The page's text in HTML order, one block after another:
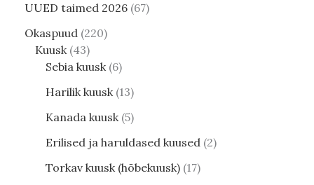
UUED taimed 2026 67
Okaspuud 220
Kuusk 43
Sebia kuusk 6
Harilik kuusk 13
Kanada kuusk 5
Erilised ja haruldased kuused 2
Torkav kuusk (hõbekuusk) 17